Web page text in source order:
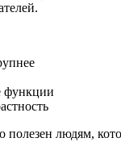
функции
полезен людям,